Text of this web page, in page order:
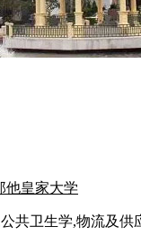
他皇家大学
共卫生学,物流及供